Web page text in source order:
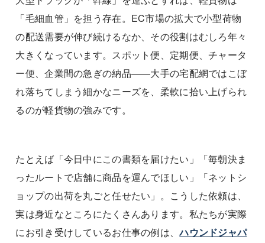
「毛細血管」を担う存在。EC市場の拡大で小型荷物
の配送需要が伸び続けるなか、その役割はむしろ年々
大きくなっています。スポット便、定期便、チャータ
ー便、企業間の急ぎの納品——大手の宅配網ではこぼ
れ落ちてしまう細かなニーズを、柔軟に拾い上げられ
るのが軽貨物の強みです。
たとえば「今日中にこの書類を届けたい」「毎朝決ま
ったルートで店舗に商品を運んでほしい」「ネットシ
ョップの出荷を丸ごと任せたい」。こうした依頼は、
実は身近なところにたくさんあります。私たちが実際
にお引き受けしているお仕事の例は、ハウンドジャパ